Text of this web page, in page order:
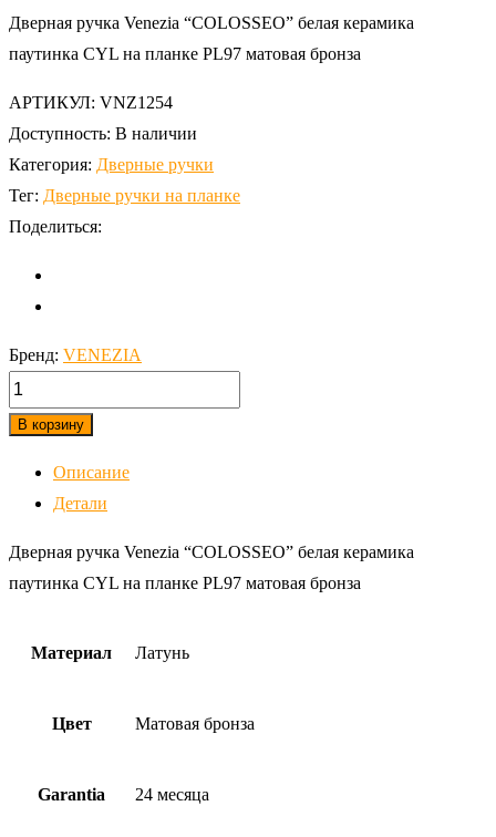
Дверная ручка Venezia “COLOSSEO” белая керамика
паутинка CYL на планке PL97 матовая бронза
АРТИКУЛ: VNZ1254
Доступность: В наличии
Категория: Дверные ручки
Тег: Дверные ручки на планке
Поделиться:
Бренд: VENEZIA
количество,
Дверная
Venezia
"COLOSSEO"
бронза
В корзину
Описание
Детали
Дверная ручка Venezia “COLOSSEO” белая керамика
паутинка CYL на планке PL97 матовая бронза
Материал Латунь
Цвет Матовая бронза
Garantia 24 месяца